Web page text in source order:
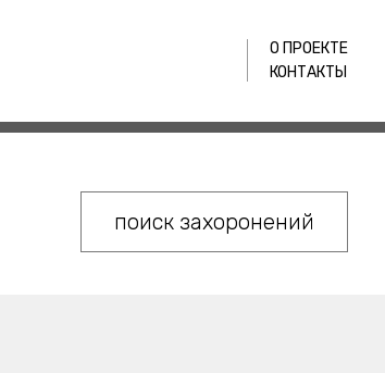
О ПРОЕКТЕ
КОНТАКТЫ
поиск захоронений